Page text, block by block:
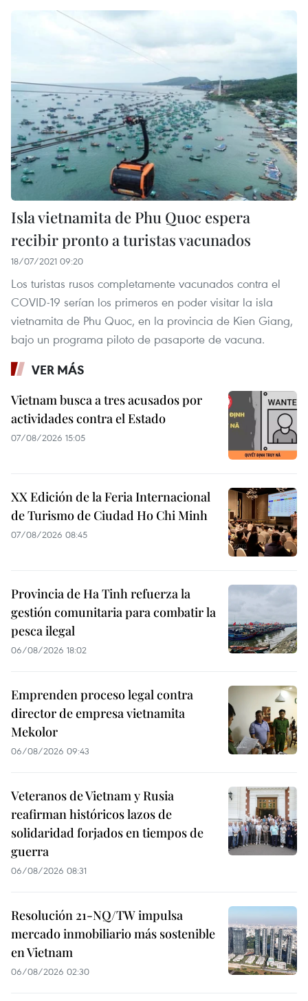
Isla vietnamita de Phu Quoc espera
recibir pronto a turistas vacunados
18/07/2021 09:20
Los turistas rusos completamente vacunados contra el
COVID-19 serían los primeros en poder visitar la isla
vietnamita de Phu Quoc, en la provincia de Kien Giang,
bajo un programa piloto de pasaporte de vacuna.
VER MÁS
Vietnam busca a tres acusados por
actividades contra el Estado
07/08/2026 15:05
XX Edición de la Feria Internacional
de Turismo de Ciudad Ho Chi Minh
07/08/2026 08:45
Provincia de Ha Tinh refuerza la
gestión comunitaria para combatir la
pesca ilegal
06/08/2026 18:02
Emprenden proceso legal contra
director de empresa vietnamita
Mekolor
06/08/2026 09:43
Veteranos de Vietnam y Rusia
reafirman históricos lazos de
solidaridad forjados en tiempos de
guerra
06/08/2026 08:31
Resolución 21-NQ/TW impulsa
mercado inmobiliario más sostenible
en Vietnam
06/08/2026 02:30